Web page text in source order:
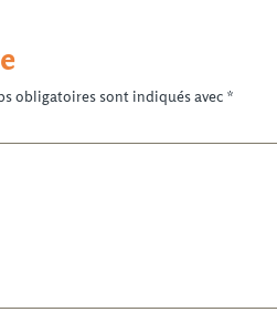
obligatoires sont indiqués avec *